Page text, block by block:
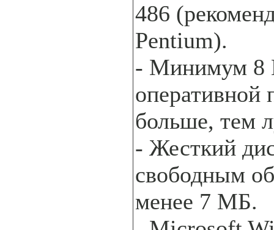
486
Pentium).
- Минимум
оперативной
больше, тем
- Жесткий
свободным
менее 7 МБ.